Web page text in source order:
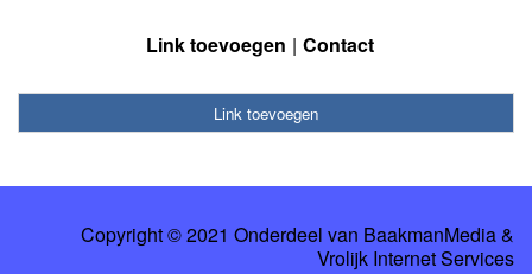
Link toevoegen Contact
Link toevoegen
Copyright © 2021 Onderdeel van BaakmanMedia&
Vrolijk Internet Services